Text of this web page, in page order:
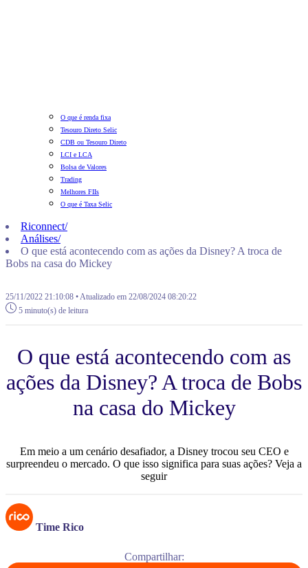
O que é renda fixa
Tesouro Direto Selic
CDB ou Tesouro Direto
LCI e LCA
Bolsa de Valores
Trading
Melhores FIIs
O que é Taxa Selic
Riconnect/
Análises/
O que está acontecendo com as ações da Disney? A troca de
Bobs na casa do Mickey
25/11/2022 21:10:08 • Atualizado em 22/08/2024 08:20:22
5 minuto(s) de leitura
O que está acontecendo com as
ações da Disney? A troca de Bobs
na casa do Mickey
Em meio a um cenário desafiador, a Disney trocou seu CEO e
surpreendeu o mercado. O que isso significa para suas ações? Veja a
seguir
Time Rico
Compartilhar: